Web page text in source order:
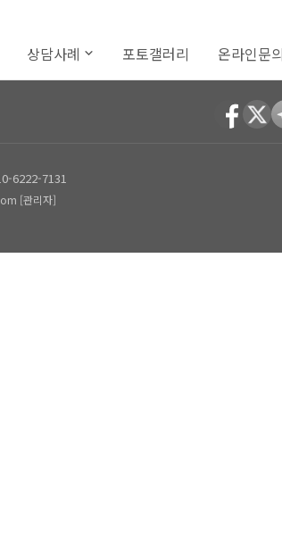
상담사례 포토갤러리 온라인문의
6222-7131
[관리자]